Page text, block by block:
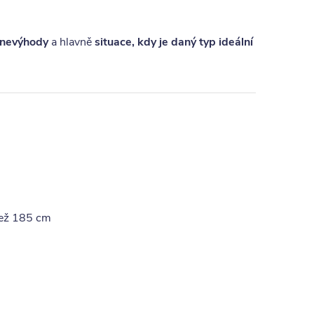
a hlavněsituace, kdy je daný typ ideální
185 cm